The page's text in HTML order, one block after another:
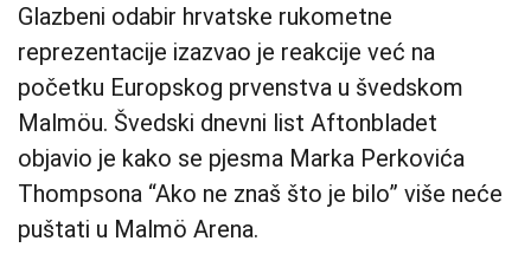
Glazbeni odabir hrvatske rukometne
reprezentacije izazvao je reakcije već na
početku Europskog prvenstva u švedskom
Malmöu. Švedski dnevni list Aftonbladet
objavio je kako se pjesma Marka Perkovića
Thompsona “Ako ne znaš što je bilo” više neće
puštati u Malmö Arena.